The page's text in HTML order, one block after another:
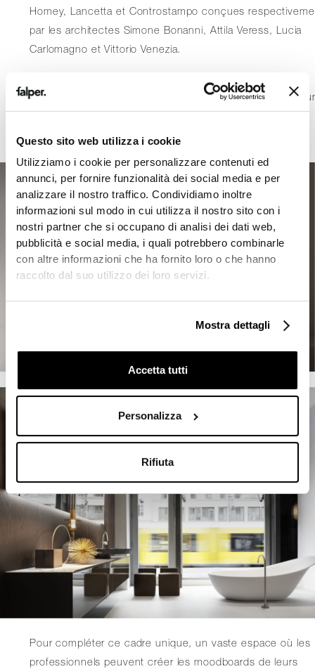
Questo sito web utilizza i cookie
Utilizziamo i cookie per personalizzare contenuti ed
annunci, per fornire funzionalità dei social media e per
analizzare il nostro traffico. Condividiamo inoltre
informazioni sul modo in cui utilizza il nostro sito con i
nostri partner che si occupano di analisi dei dati web,
pubblicità e social media, i quali potrebbero combinarle
con altre informazioni che ha fornito loro o che hanno
raccolto dal suo utilizzo dei loro servizi.
Mostra dettagli
Accetta tutti
Personalizza
Rifiuta
Homey, Lancetta et Controstampo conçues
par les architectes Simone Bonanni, Attila Veress, Lucia
Carlomagno et Vittorio Venezia.
sont également présentées à la fois sur les produits et sur
Pour compléter ce cadre unique, un vaste espace où les
professionnels peuvent créer les moodboards de leurs